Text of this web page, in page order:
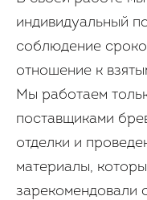
индивидуальный
соблюдение
отношение к
Мы работаем
поставщиками
отделки и
материалы,
зарекомендовали